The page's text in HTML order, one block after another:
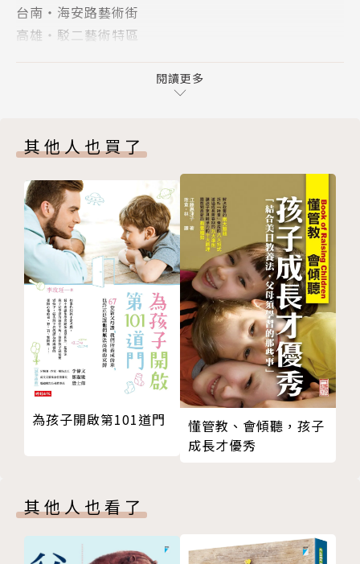
台南・海安路藝術街
高雄・駁二藝術特區
高雄・橋頭十股橋糖文創園區
小職人體驗：農村體驗，認識食物來源
嘉義・來吉部落
台南・安平CHIPAO．旗跑
台南・安平陶坊&劍獅學堂
台南・泉興榻榻米
高雄・言成金工坊
高雄・玩屋Wawoo兒童創意空間
生態旅遊：用腳讀過地理，孩子更有認同
嘉義・阿里山
嘉義・布袋漁港
嘉義・鰲鼓溼地森林園區
南・四草溼地・湖濱水鳥公園步道
南・台江國家公園七股溼地河堤觀景台
高雄・月世界天空步道
屏東・旭海部落觀光溫泉區
閱讀更多
其他人也買了
為孩子開啟第101道門
懂管教、會傾聽，孩子
成長才優秀
其他人也看了